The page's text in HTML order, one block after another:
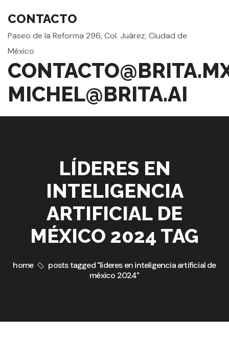
CONTACTO
Paseo de la Reforma 296, Col. Juárez, Ciudad de
México
MICHEL@BRITA.AI
LÍDERES EN
INTELIGENCIA
ARTIFICIAL DE
MÉXICO 2024 TAG
home
posts tagged "líderes en inteligencia artificial de
méxico 2024"